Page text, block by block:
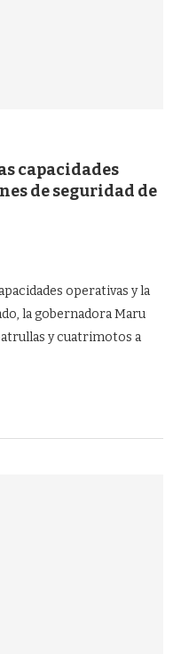
capacidades
de seguridad de
operativas y la
la gobernadora Maru
y cuatrimotos a